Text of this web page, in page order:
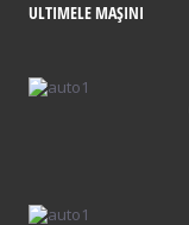
ULTIMELE MAȘINI